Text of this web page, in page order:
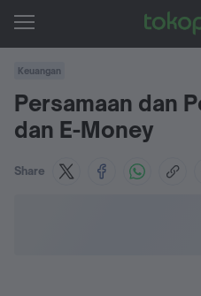
Keuangan
Persamaan dan
dan E-Money
Share